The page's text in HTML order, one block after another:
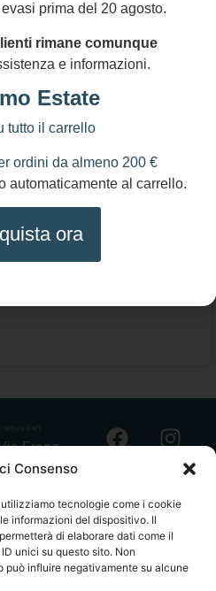
Consenso
tecnologie come i cookie
informazioni del dispositivo. Il
di elaborare dati come il
unici su questo sito. Non
può influire negativamente su alcune
colore cipria –
lavorazione a
Franz
15
Palermo
+39
prima del 20 agosto.
rimane comunque
e informazioni.
Estate
tutto il carrello
ordini da almeno 200 €
automaticamente al carrello.
ora